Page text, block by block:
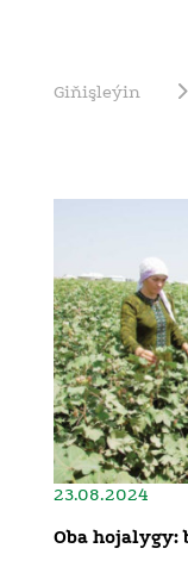
Giňişleýin
23.08.2024
Oba hojalygy: